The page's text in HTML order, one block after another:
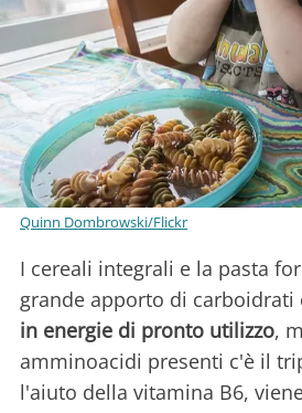
Quinn Dombrowski/Flickr
I cereali integrali e la pasta
grande apporto di carboidrati
in energie di pronto utilizzo,
amminoacidi presenti c'è il
l'aiuto della vitamina B6,